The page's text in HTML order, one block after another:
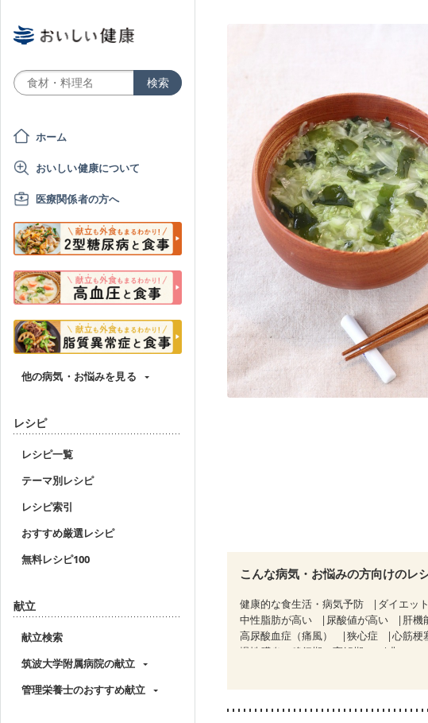
ホーム
おいしい健康について
医療関係者の方へ
他の病気・お悩みを見る
レシピ
レシピ一覧
テーマ別レシピ
レシピ索引
おすすめ厳選レシピ
無料レシピ100
献立
献立検索
筑波大学附属病院の献立
管理栄養士のおすすめ献立
こんな病気・お悩みの方向けのレ
健康的な食生活・病気予防 ダイエット
中性脂肪が高い
尿酸値が高い 肝機
高尿酸血症（痛風）
狭心症 心筋梗
慢性膵炎（移行期・寛解期）
非アル
妊婦健診・体重増加が気になる（初期）